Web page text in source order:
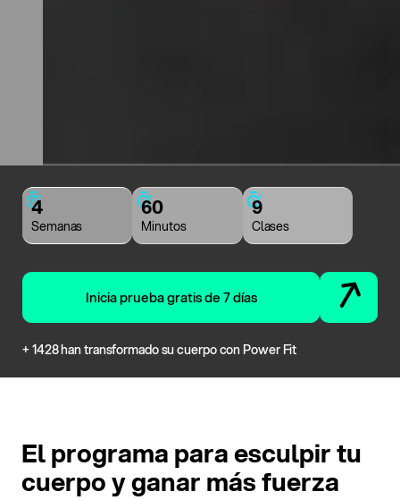
4
Semanas
60
Minutos
9
Clases
Inicia prueba gratis de 7 días
+ 1428 han transformado su cuerpo con Power Fit
El programa para esculpir tu
cuerpo y ganar más fuerza